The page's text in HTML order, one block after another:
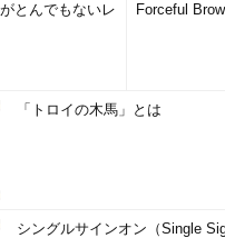
とんでもないレ
Forceful
「トロイの木馬」とは
シングルサインオン（Single